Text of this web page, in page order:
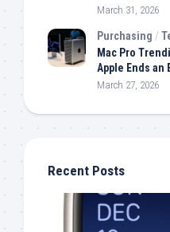
March 31, 2026
Purchasing /
Mac Pro
Apple Ends an
March 27, 2026
Recent Posts